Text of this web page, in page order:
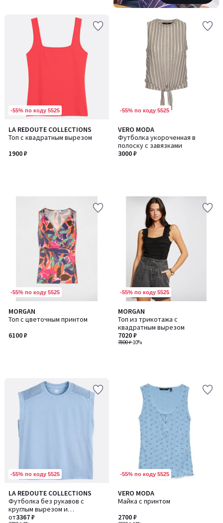
-55% по коду 5525
LA REDOUTE COLLECTIONS
Топ с квадратным вырезом
1900 ₽
-55% по коду 5525
VERO MODA
Футболка укороченная в
полоску с завязками
3000 ₽
-55% по коду 5525
MORGAN
Топ с цветочным принтом
6100 ₽
-55% по коду 5525
MORGAN
Топ из трикотажа с
квадратным вырезом
7800 ₽-10%
7020 ₽
-55% по коду 5525
LA REDOUTE COLLECTIONS
Футболка без рукавов с
круглым вырезом и
собранными плечами
от3367 ₽
Количество
цветов:
2
-55% по коду 5525
VERO MODA
Майка с принтом
2700 ₽
3
/